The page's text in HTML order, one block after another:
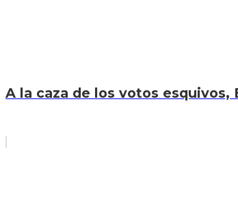
A la caza de los votos